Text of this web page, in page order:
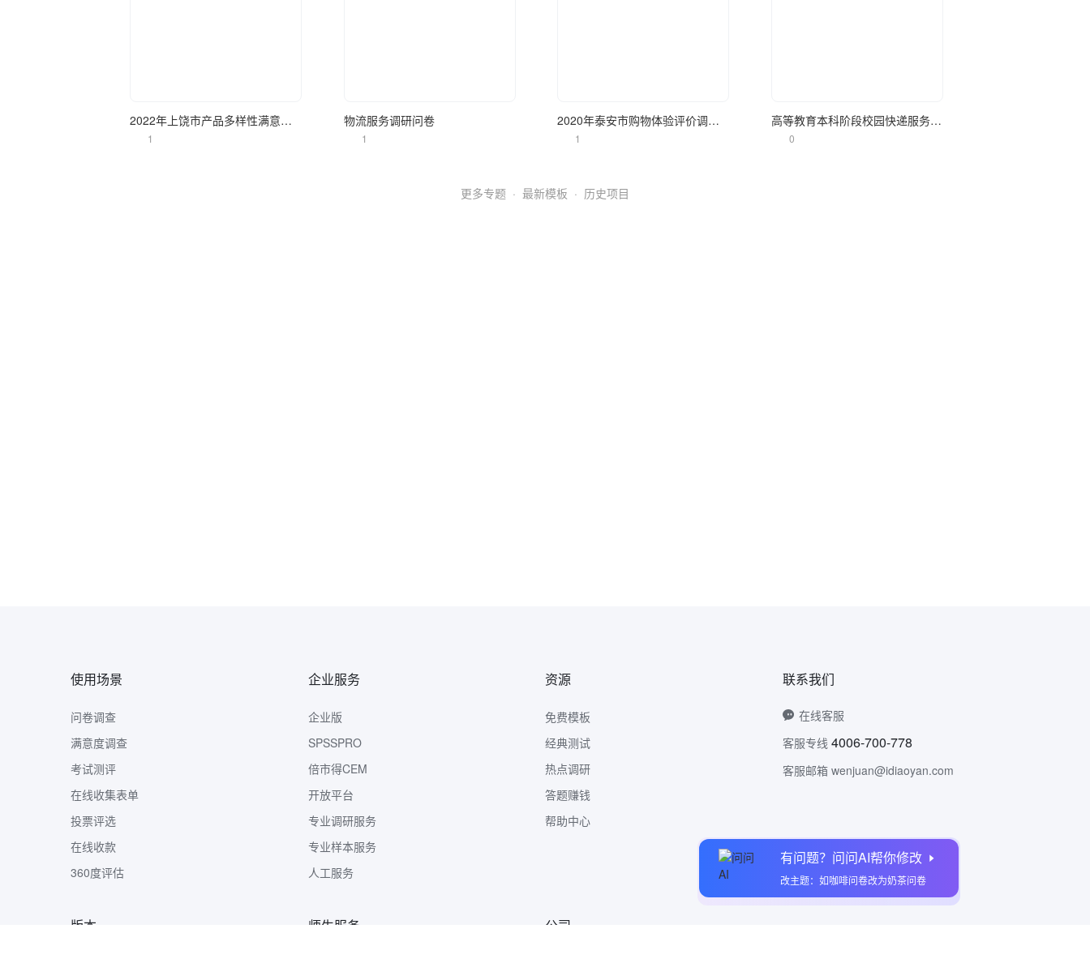
有问题？问问AI帮你修改
改主题：如咖啡问卷改为奶茶问卷
2022年上饶市产品多样性满意度调查问卷
1
物流服务调研问卷
1
2020年泰安市购物体验评价调研问卷
1
高等教育本科阶段校园快递服务满意度调研
0
更多专题 · 最新模板 · 历史项目
使用场景
问卷调查
满意度调查
考试测评
在线收集表单
投票评选
在线收款
360度评估
企业服务
企业版
SPSSPRO
倍市得CEM
开放平台
专业调研服务
专业样本服务
人工服务
资源
免费模板
经典测试
热点调研
答题赚钱
帮助中心
联系我们
在线客服
客服专线 4006-700-778
客服邮箱 wenjuan@idiaoyan.com
问卷网公众号
版本 师生服务 公司